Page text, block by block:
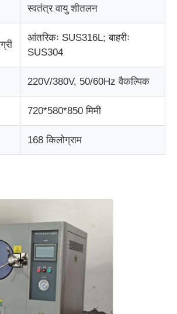
उपकरण
नियंत्रक
स्वतंत्र वायु शीतलन
आंतरिकः SUS316L; बाहरीः
SUS304
220V/380V, 50/60Hz वैकल्पिक
720*580*850 मिमी
168 किलोग्राम